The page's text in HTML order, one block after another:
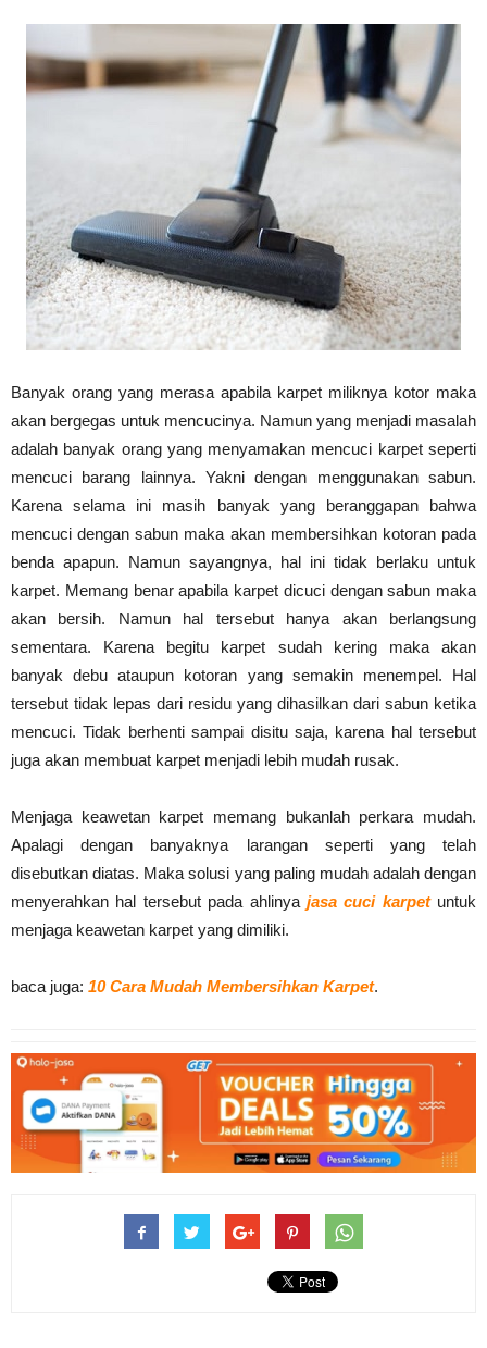
Banyak orang yang merasa apabila karpet miliknya kotor maka
akan bergegas untuk mencucinya. Namun yang menjadi masalah
adalah banyak orang yang menyamakan mencuci karpet seperti
mencuci barang lainnya. Yakni dengan menggunakan sabun.
Karena selama ini masih banyak yang beranggapan bahwa
mencuci dengan sabun maka akan membersihkan kotoran pada
benda apapun. Namun sayangnya, hal ini tidak berlaku untuk
karpet. Memang benar apabila karpet dicuci dengan sabun maka
akan bersih. Namun hal tersebut hanya akan berlangsung
sementara. Karena begitu karpet sudah kering maka akan
banyak debu ataupun kotoran yang semakin menempel. Hal
tersebut tidak lepas dari residu yang dihasilkan dari sabun ketika
mencuci. Tidak berhenti sampai disitu saja, karena hal tersebut
juga akan membuat karpet menjadi lebih mudah rusak.
Menjaga keawetan karpet memang bukanlah perkara mudah.
Apalagi dengan banyaknya larangan seperti yang telah
disebutkan diatas. Maka solusi yang paling mudah adalah dengan
menyerahkan hal tersebut pada ahlinya jasa cuci karpetuntuk
menjaga keawetan karpet yang dimiliki.
baca juga: 10 Cara Mudah Membersihkan Karpet.